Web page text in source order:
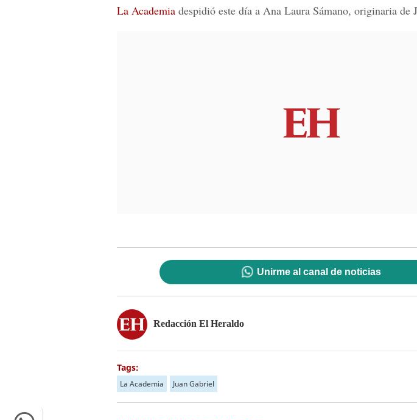
La Academia despidió este día a Ana Laura Sámano, originaria de
Unirme al canal de noticias
Redacción El Heraldo
Tags:
La Academia Juan Gabriel